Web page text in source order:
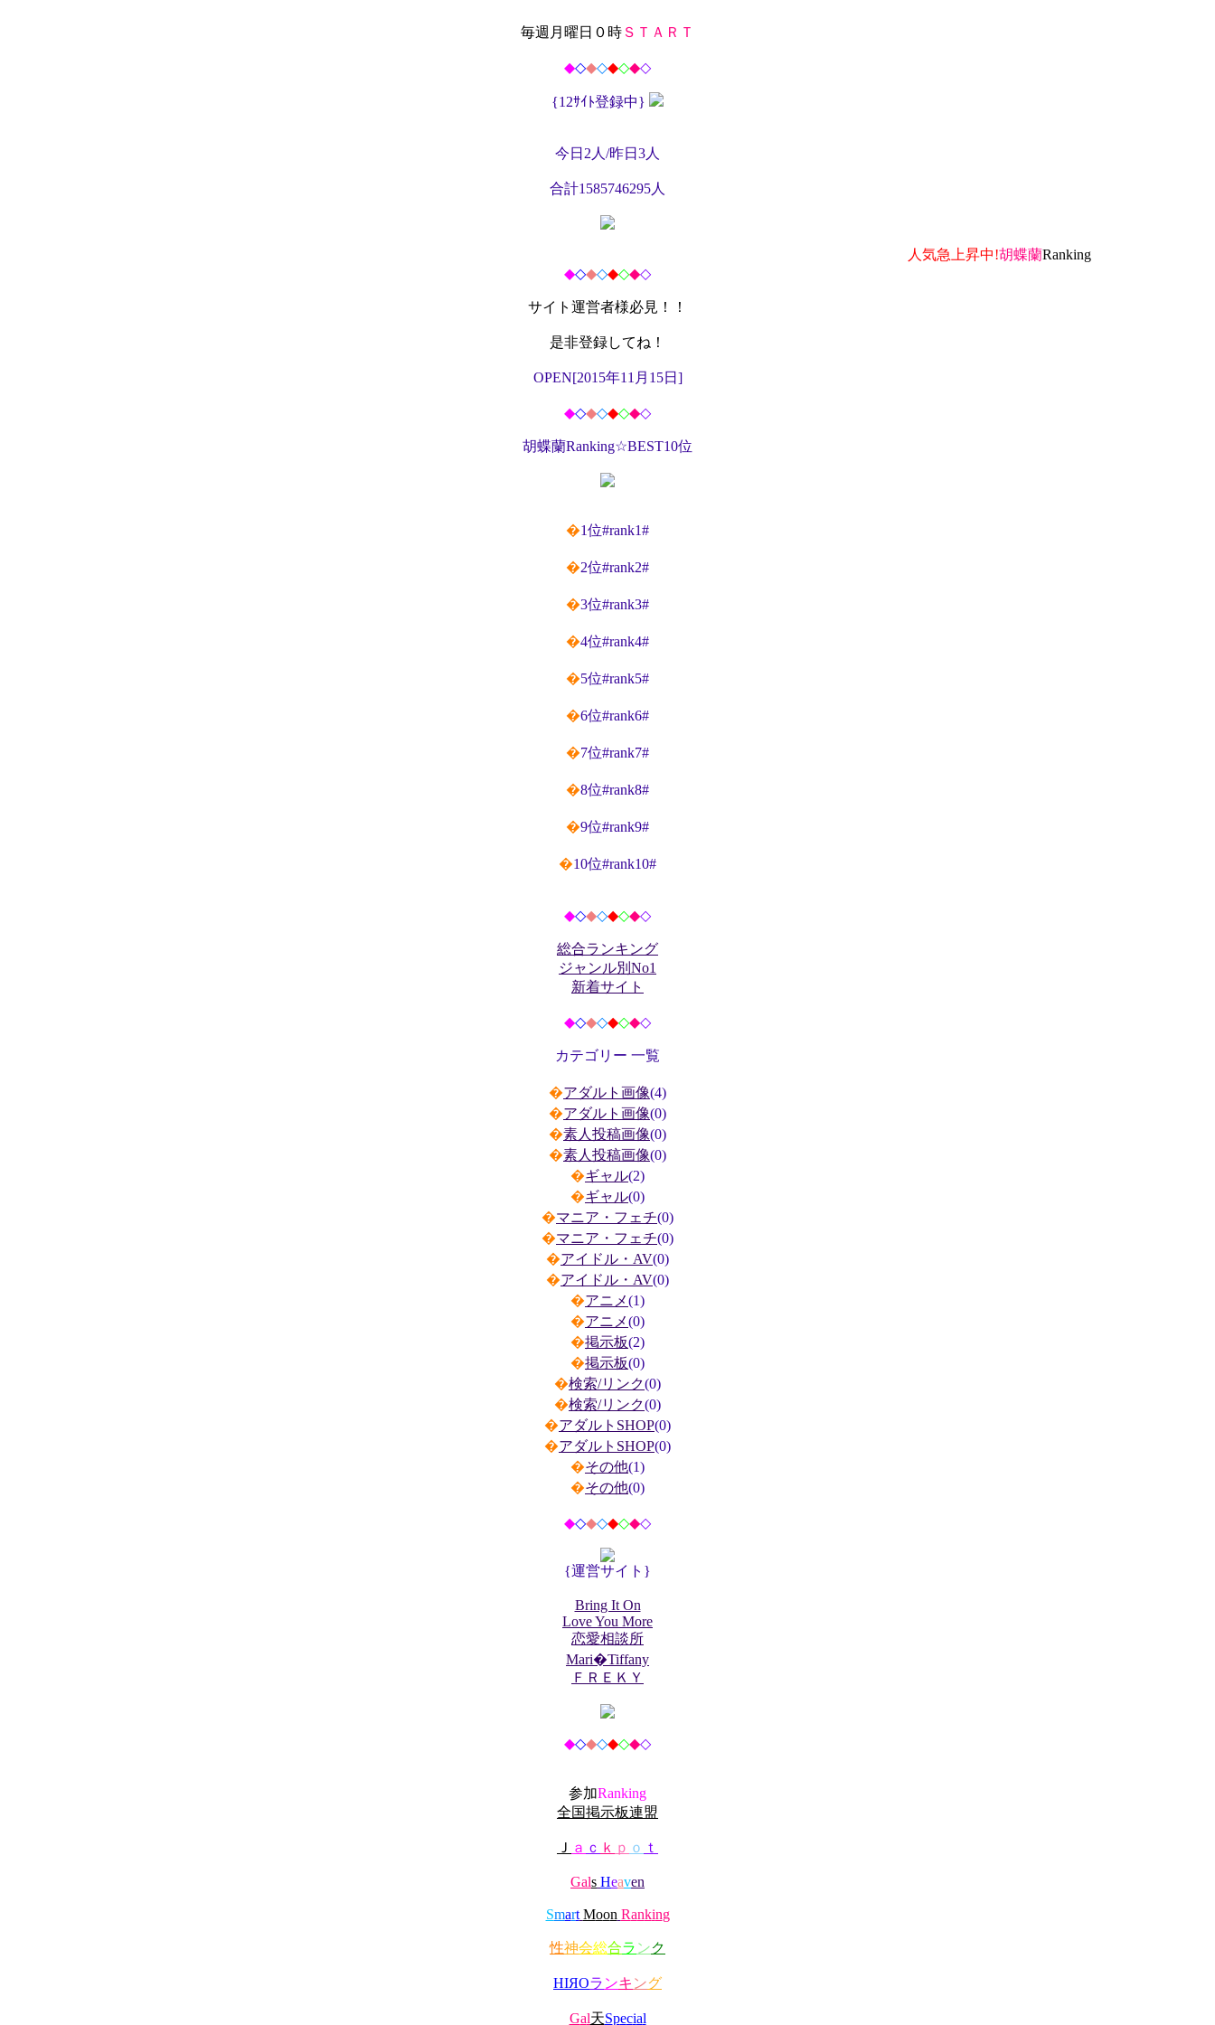
毎週 月曜日 ０ 時 Ｓ Ｔ Ａ Ｒ Ｔ
◆◇◆◇◆◇◆◇
{12ｻｲﾄ登録中}
今日2人/昨日3人
合計1585746295人
人気急上昇中!胡蝶蘭Ranking
◆◇◆◇◆◇◆◇
サイト運営者様必見！！
是非登録してね！
OPEN[2015年11月15日]
◆◇◆◇◆◇◆◇
胡蝶蘭Ranking☆BEST10位
�1位#rank1#
�2位#rank2#
�3位#rank3#
�4位#rank4#
�5位#rank5#
�6位#rank6#
�7位#rank7#
�8位#rank8#
�9位#rank9#
�10位#rank10#
◆◇◆◇◆◇◆◇
総合ランキング
ジャンル別No1
新着サイト
◆◇◆◇◆◇◆◇
カテゴリー 一覧
�アダルト画像(4)
�アダルト画像(0)
�素人投稿画像(0)
�素人投稿画像(0)
�ギャル(2)
�ギャル(0)
�マニア・フェチ(0)
�マニア・フェチ(0)
�アイドル・AV(0)
�アイドル・AV(0)
�アニメ(1)
�アニメ(0)
�掲示板(2)
�掲示板(0)
�検索/リンク(0)
�検索/リンク(0)
�アダルトSHOP(0)
�アダルトSHOP(0)
�その他(1)
�その他(0)
◆◇◆◇◆◇◆◇
{運営サイト}
Bring It On
Love You More
恋愛相談所
Mari�Tiffany
ＦＲＥＫＹ
◆◇◆◇◆◇◆◇
参加Ranking
全国掲示板連盟
Ｊ ａ ｃ ｋ ｐ ｏ ｔ
Gals Heaven
Smart Moon Ranking
性神会総合ラ ンク
ΗΙЯОラ ンキ ング
Gal天Special